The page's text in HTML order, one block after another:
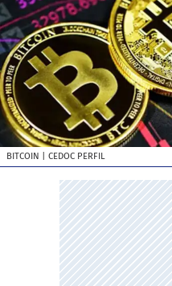
BITCOIN | CEDOC PERFIL